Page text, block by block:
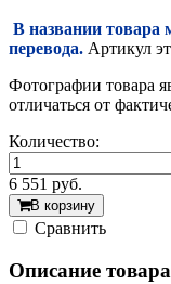
В названии товара
перевода. Артикул
Фотографии товара
отличаться от
Количество:
6 551 руб.
В корзину
Cравнить
Описание товара